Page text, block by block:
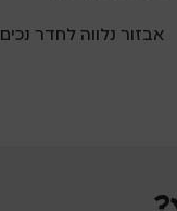
אבזור נלווה לחדר נכים